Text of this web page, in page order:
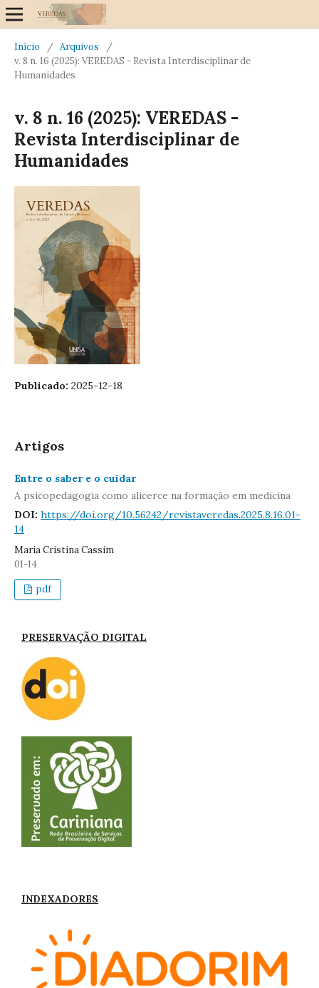
Início / Arquivos
/
v. 8 n. 16 (2025): VEREDAS - Revista Interdisciplinar de
Humanidades
v. 8 n. 16 (2025): VEREDAS -
Revista Interdisciplinar de
Humanidades
Publicado: 2025-12-18
Artigos
Entre o saber e o cuidar
A psicopedagogia como alicerce na formação em medicina
DOI: https://doi.org/10.56242/revistaveredas.2025.8.16.01-
14
Maria Cristina Cassim
01-14
pdf
PRESERVAÇÃO DIGITAL
INDEXADORES